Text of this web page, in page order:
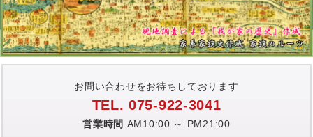
お問い合わせをお待ちしております
TEL. 075-922-3041
営業時間 AM10:00 ～ PM21:00